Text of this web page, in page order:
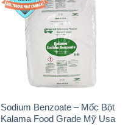
Sodium Benzoate – Mốc Bột
Kalama Food Grade Mỹ Usa